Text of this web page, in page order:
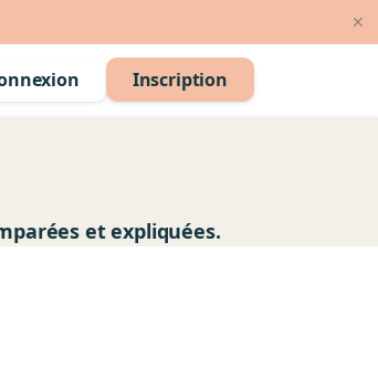
✕
Inscription
et expliquées.